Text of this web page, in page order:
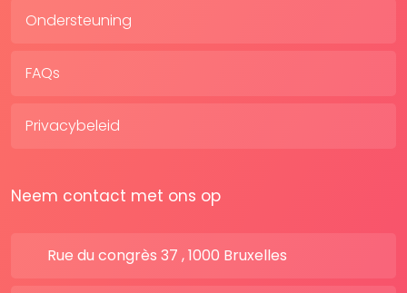
Ondersteuning
FAQs
Privacybeleid
Neem contact met ons op
Rue du congrès 37 , 1000 Bruxelles